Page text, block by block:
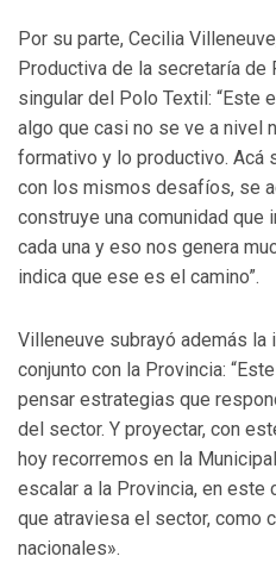
Por su parte, Cecilia
Productiva de la secretaría de
singular del Polo Textil: “Este
algo que casi no se ve a nivel
formativo y lo productivo. Acá
con los mismos desafíos, se
construye una comunidad que
cada una y eso nos genera
indica que ese es el camino”.
Villeneuve subrayó además la
conjunto con la Provincia:
pensar estrategias que
del sector. Y proyectar, con
hoy recorremos en la
escalar a la Provincia, en
que atraviesa el sector, como
nacionales».